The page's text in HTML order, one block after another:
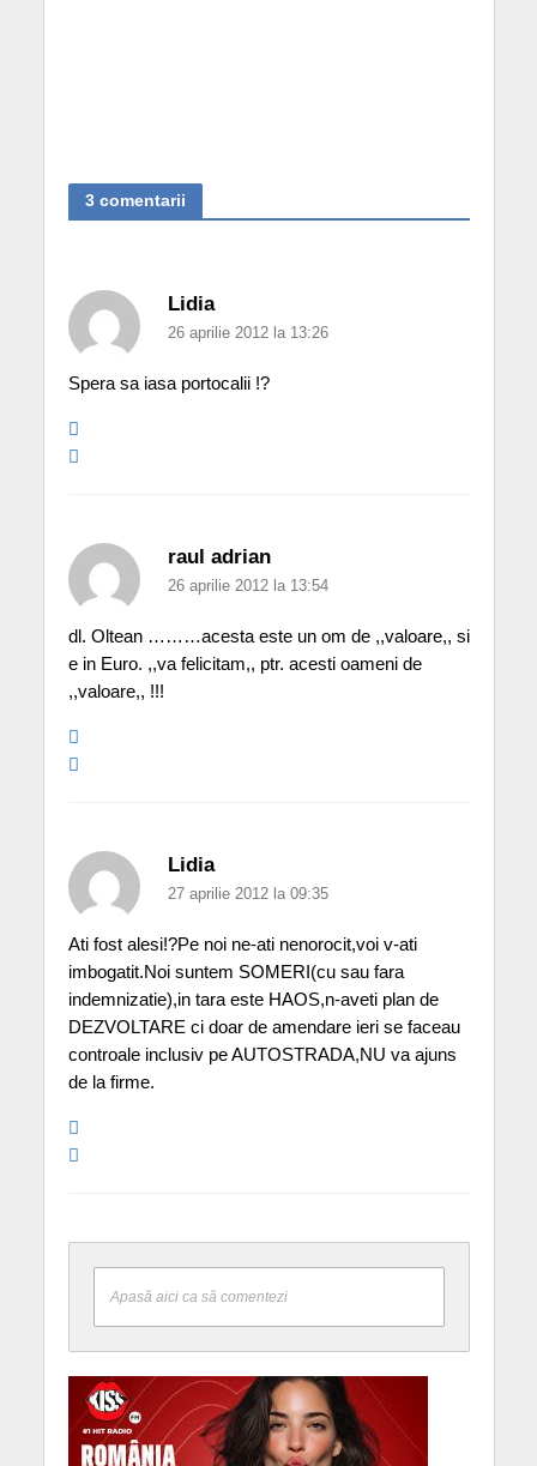
3 comentarii
Lidia
26 aprilie 2012 la 13:26
Spera sa iasa portocalii !?
raul adrian
26 aprilie 2012 la 13:54
dl. Oltean ………acesta este un om de ,,valoare,, si
e in Euro. ,,va felicitam,, ptr. acesti oameni de
,,valoare,, !!!
Lidia
27 aprilie 2012 la 09:35
Ati fost alesi!?Pe noi ne-ati nenorocit,voi v-ati
imbogatit.Noi suntem SOMERI(cu sau fara
indemnizatie),in tara este HAOS,n-aveti plan de
DEZVOLTARE ci doar de amendare ieri se faceau
controale inclusiv pe AUTOSTRADA,NU va ajuns
de la firme.
Apasă aici ca să comentezi